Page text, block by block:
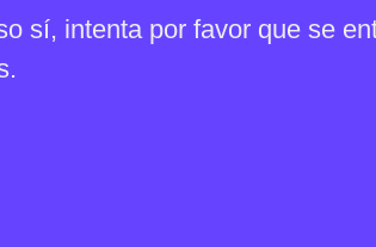
sí, intenta por favor que se